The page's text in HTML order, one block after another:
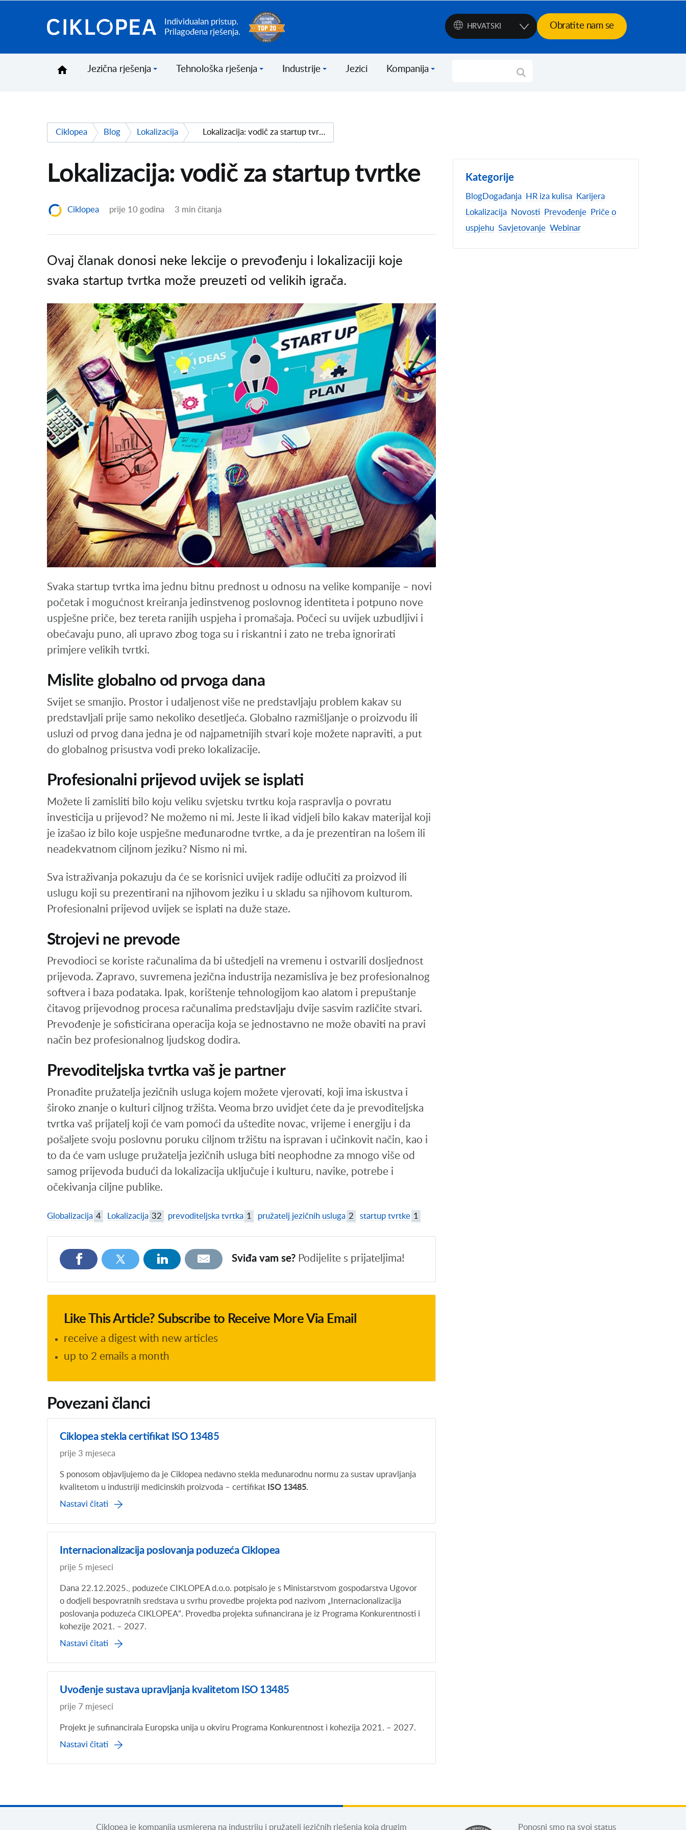
Ciklopea
Individualan pristup.
Prilagođena rješenja.
Obratite nam se
HRVATSKI
Jezična rješenja Tehnološka rješenja Industrije Jezici Kompanija
Ciklopea Blog Lokalizacija Lokalizacija: vodič za startup tvrtke
Lokalizacija: vodič za startup tvrtke
Ciklopea prije 10 godina 3 min čitanja
Ovaj članak donosi neke lekcije o prevođenju i lokalizaciji koje
svaka startup tvrtka može preuzeti od velikih igrača.
Svaka startup tvrtka ima jednu bitnu prednost u odnosu na velike kompanije – novi
početak i mogućnost kreiranja jedinstvenog poslovnog identiteta i potpuno nove
uspješne priče, bez tereta ranijih uspjeha i promašaja. Počeci su uvijek uzbudljivi i
obećavaju puno, ali upravo zbog toga su i riskantni i zato ne treba ignorirati
primjere velikih tvrtki.
Mislite globalno od prvoga dana
Svijet se smanjio. Prostor i udaljenost više ne predstavljaju problem kakav su
predstavljali prije samo nekoliko desetljeća. Globalno razmišljanje o proizvodu ili
usluzi od prvog dana jedna je od najpametnijih stvari koje možete napraviti, a put
do globalnog prisustva vodi preko lokalizacije.
Profesionalni prijevod uvijek se isplati
Možete li zamisliti bilo koju veliku svjetsku tvrtku koja raspravlja o povratu
investicija u prijevod? Ne možemo ni mi. Jeste li ikad vidjeli bilo kakav materijal koji
je izašao iz bilo koje uspješne međunarodne tvrtke, a da je prezentiran na lošem ili
neadekvatnom ciljnom jeziku? Nismo ni mi.
Sva istraživanja pokazuju da će se korisnici uvijek radije odlučiti za proizvod ili
uslugu koji su prezentirani na njihovom jeziku i u skladu sa njihovom kulturom.
Profesionalni prijevod uvijek se isplati na duže staze.
Strojevi ne prevode
Prevodioci se koriste računalima da bi uštedjeli na vremenu i ostvarili dosljednost
prijevoda. Zapravo, suvremena jezična industrija nezamisliva je bez profesionalnog
softvera i baza podataka. Ipak, korištenje tehnologijom kao alatom i prepuštanje
čitavog prijevodnog procesa računalima predstavljaju dvije sasvim različite stvari.
Prevođenje je sofisticirana operacija koja se jednostavno ne može obaviti na pravi
način bez profesionalnog ljudskog dodira.
Prevoditeljska tvrtka vaš je partner
Pronađite pružatelja jezičnih usluga kojem možete vjerovati, koji ima iskustva i
široko znanje o kulturi ciljnog tržišta. Veoma brzo uvidjet ćete da je prevoditeljska
tvrtka vaš prijatelj koji će vam pomoći da uštedite novac, vrijeme i energiju i da
pošaljete svoju poslovnu poruku ciljnom tržištu na ispravan i učinkovit način, kao i
to da će vam usluge pružatelja jezičnih usluga biti neophodne za mnogo više od
samog prijevoda budući da lokalizacija uključuje i kulturu, navike, potrebe i
očekivanja ciljne publike.
Globalizacija 4 Lokalizacija 32 prevoditeljska tvrtka 1 pružatelj jezičnih usluga 2 startup tvrtke 1
Sviđa vam se?Podijelite s prijateljima!
Like This Article? Subscribe to Receive More Via Email
receive a digest with new articles
up to 2 emails a month
Povezani članci
Ciklopea stekla certifikat ISO 13485
prije 3 mjeseca
S ponosom objavljujemo da je Ciklopea nedavno stekla međunarodnu normu za sustav upravljanja
kvalitetom u industriji medicinskih proizvoda – certifikat ISO 13485.
Nastavi čitati
Internacionalizacija poslovanja poduzeća Ciklopea
prije 5 mjeseci
Dana 22.12.2025., poduzeće CIKLOPEA d.o.o. potpisalo je s Ministarstvom gospodarstva Ugovor
o dodjeli bespovratnih sredstava u svrhu provedbe projekta pod nazivom „Internacionalizacija
poslovanja poduzeća CIKLOPEA“. Provedba projekta sufinancirana je iz Programa Konkurentnosti i
kohezije 2021. – 2027.
Nastavi čitati
Uvođenje sustava upravljanja kvalitetom ISO 13485
prije 7 mjeseci
Projekt je sufinancirala Europska unija u okviru Programa Konkurentnost i kohezija 2021. – 2027.
Nastavi čitati
Kategorije
Blog Događanja HR iza kulisa
Karijera
Lokalizacija
Novosti Prevođenje
Priče o
uspjehu Savjetovanje Webinar
Ciklopea je kompanija usmjerena na industriju i pružatelj jezičnih rješenja koja drugim Ponosni smo na svoj status